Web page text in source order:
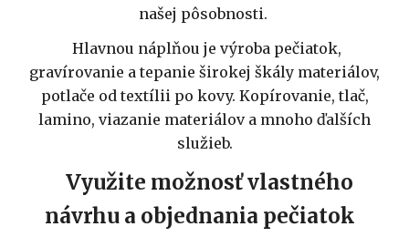
našej pôsobnosti.
Hlavnou náplňou je výroba pečiatok,
gravírovanie a tepanie širokej škály materiálov,
potlače od textílii po kovy. Kopírovanie, tlač,
lamino, viazanie materiálov a mnoho ďalších
služieb.
Využite možnosť vlastného
návrhu a objednania pečiatok